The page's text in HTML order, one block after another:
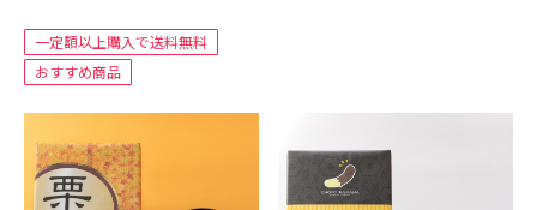
一定額以上購入で送料無料
おすすめ商品